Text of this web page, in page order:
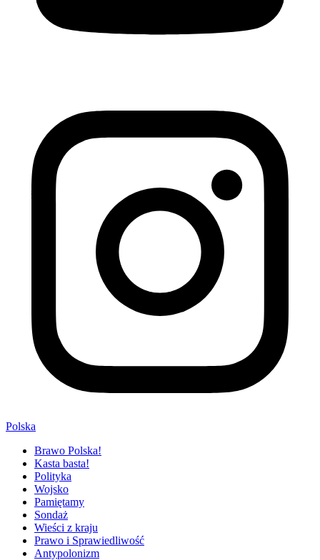
Polska
Brawo Polska!
Kasta basta!
Polityka
Wojsko
Pamiętamy
Sondaż
Wieści z kraju
Prawo i Sprawiedliwość
Antypolonizm